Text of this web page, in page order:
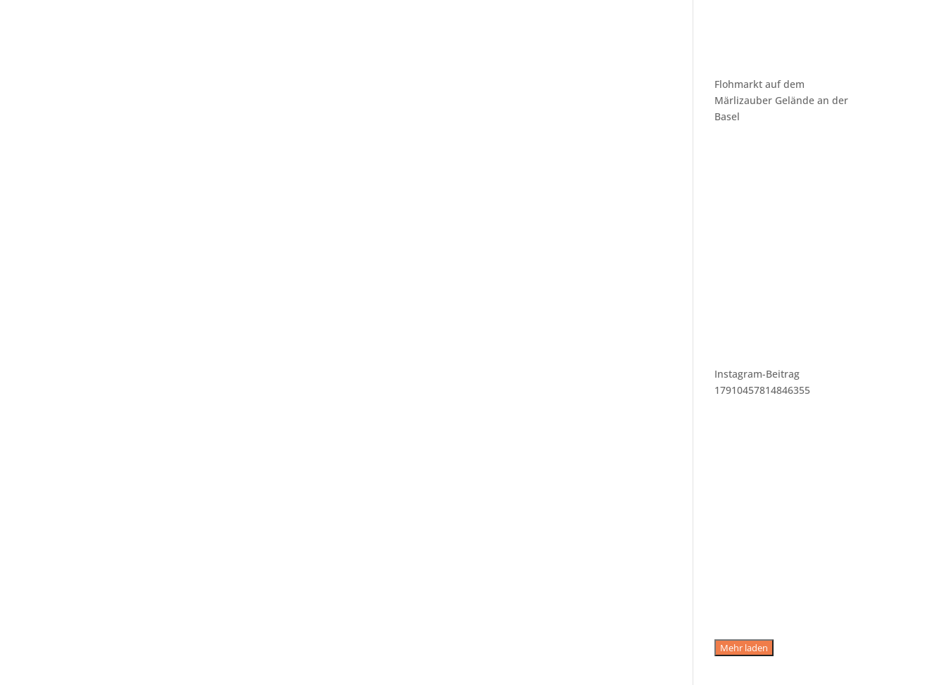
Flohmarkt auf dem
Märlizauber Gelände an der
Basel
Instagram-Beitrag
17910457814846355
Mehr laden